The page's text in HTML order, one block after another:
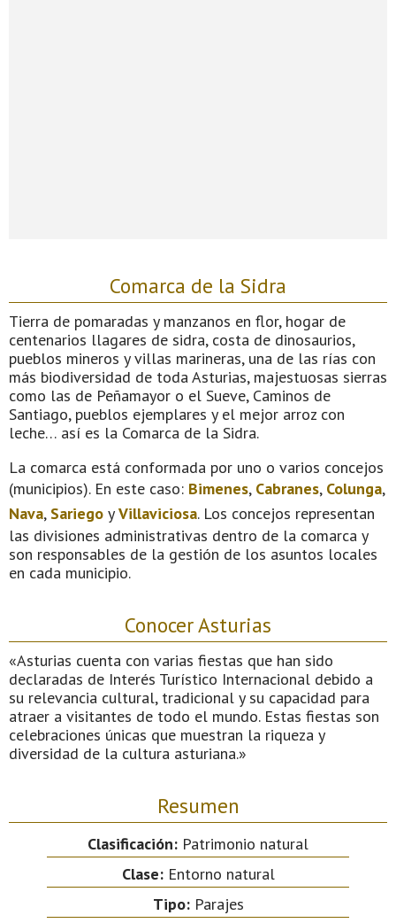
Comarca de la Sidra
Tierra de pomaradas y manzanos en flor, hogar de
centenarios llagares de sidra, costa de dinosaurios,
pueblos mineros y villas marineras, una de las rías con
más biodiversidad de toda Asturias, majestuosas sierras
como las de Peñamayor o el Sueve, Caminos de
Santiago, pueblos ejemplares y el mejor arroz con
leche… así es la Comarca de la Sidra.
La comarca está conformada por uno o varios concejos
(municipios). En este caso: Bimenes, Cabranes, Colunga,
Nava, Sariego yVillaviciosa. Los concejos representan
las divisiones administrativas dentro de la comarca y
son responsables de la gestión de los asuntos locales
en cada municipio.
Conocer Asturias
«Asturias cuenta con varias fiestas que han sido
declaradas de Interés Turístico Internacional debido a
su relevancia cultural, tradicional y su capacidad para
atraer a visitantes de todo el mundo. Estas fiestas son
celebraciones únicas que muestran la riqueza y
diversidad de la cultura asturiana.»
Resumen
Clasificación: Patrimonio natural
Clase:Entorno natural
Tipo:Parajes